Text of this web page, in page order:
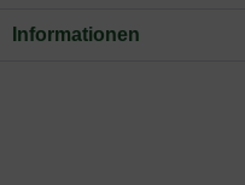
Informationen